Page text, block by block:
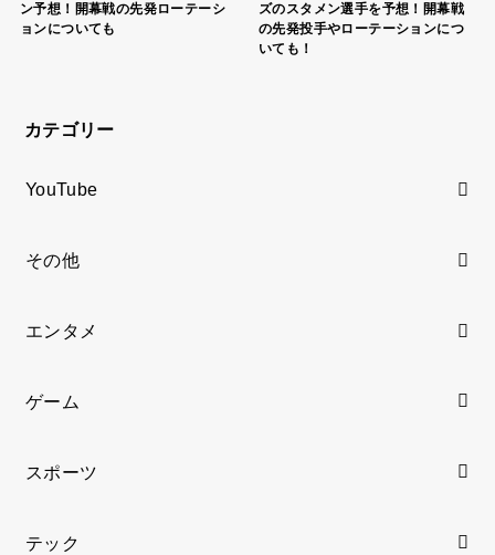
ン予想！開幕戦の先発ローテーシ
ョンについても
ズのスタメン選手を予想！開幕戦
の先発投手やローテーションにつ
いても！
カテゴリー
YouTube
その他
エンタメ
ゲーム
スポーツ
テック